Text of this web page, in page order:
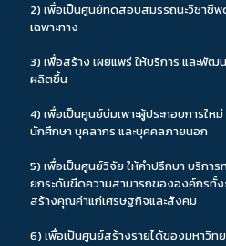
2) เพื่อเป็นศูนย์ทดสอบสมรรถนะวิชาชี
เฉพาะทาง
3) เพื่อสร้าง เผยแพร่ ให้บริการ และพั
ผลิตขึ้น
4) เพื่อเป็นศูนย์บ่มเพาะผู้ประกอบการใ
นักศึกษา บุคลากร และบุคคลภายนอก
5) เพื่อเป็นศูนย์วิจัย ให้คำปรึกษา บริการ
ยกระดับขีดความสามารถขององค์กรทั้
สร้างคุณค่าแก่เศรษฐกิจและสังคม
6) เพื่อเป็นศูนย์สร้างรายได้ของมหาวิท